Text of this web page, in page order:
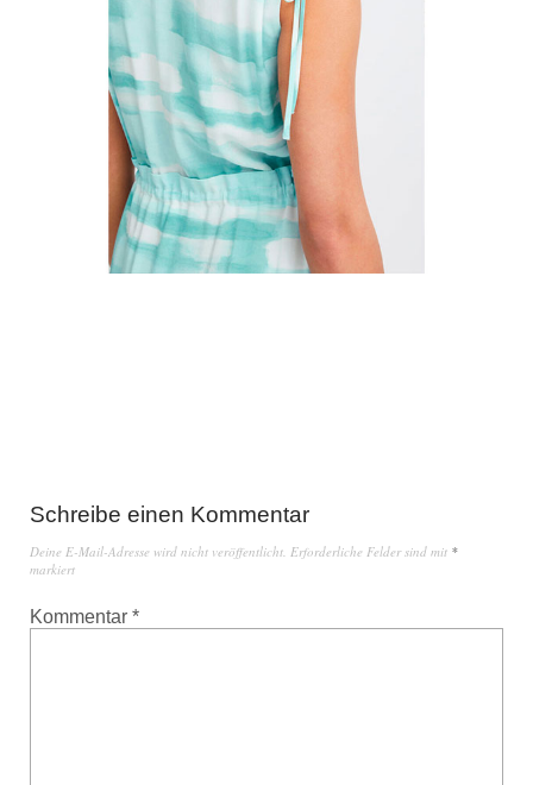
Schreibe einen Kommentar
Deine E-Mail-Adresse wird nicht veröffentlicht. Erforderliche Felder sind mit *
markiert
Kommentar *